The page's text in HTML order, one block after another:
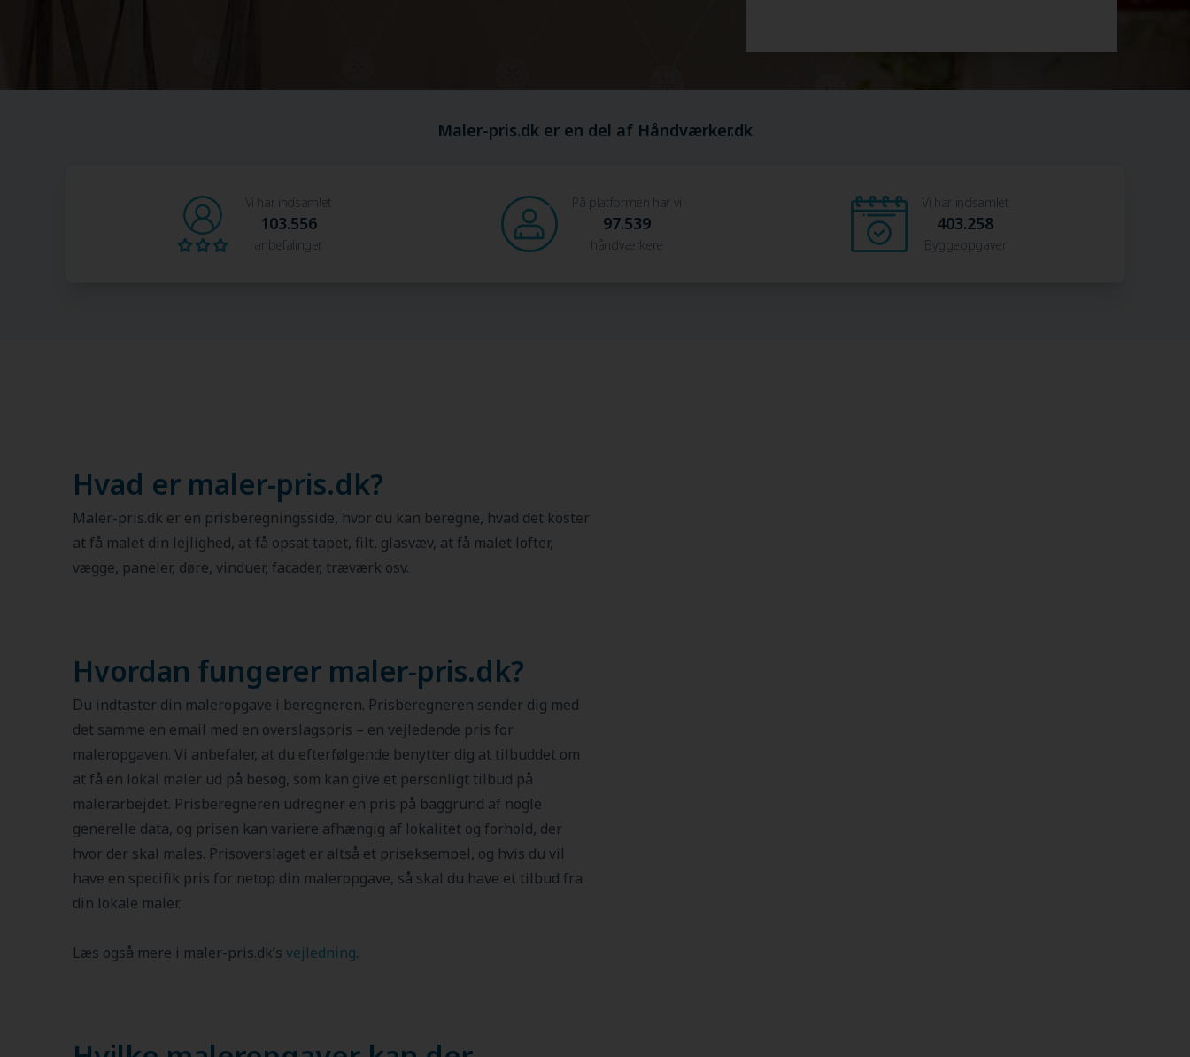
Maler-pris.dk er en del af Håndværker.dk
Vi har indsamlet
103.556
anbefalinger
På platformen har vi
97.539
håndværkere
Vi har indsamlet
403.258
Byggeopgaver
Hvad er maler-pris.dk?
Maler-pris.dk er en prisberegningsside, hvor du kan beregne, hvad det koster
at få malet din lejlighed, at få opsat tapet, filt, glasvæv, at få malet lofter,
vægge, paneler, døre, vinduer, facader, træværk osv.
Hvordan fungerer maler-pris.dk?
Du indtaster din maleropgave i beregneren. Prisberegneren sender dig med
det samme en email med en overslagspris – en vejledende pris for
maleropgaven. Vi anbefaler, at du efterfølgende benytter dig at tilbuddet om
at få en lokal maler ud på besøg, som kan give et personligt tilbud på
malerarbejdet. Prisberegneren udregner en pris på baggrund af nogle
generelle data, og prisen kan variere afhængig af lokalitet og forhold, der
hvor der skal males. Prisoverslaget er altså et priseksempel, og hvis du vil
have en specifik pris for netop din maleropgave, så skal du have et tilbud fra
din lokale maler.
Læs også mere i maler-pris.dk’s vejledning.